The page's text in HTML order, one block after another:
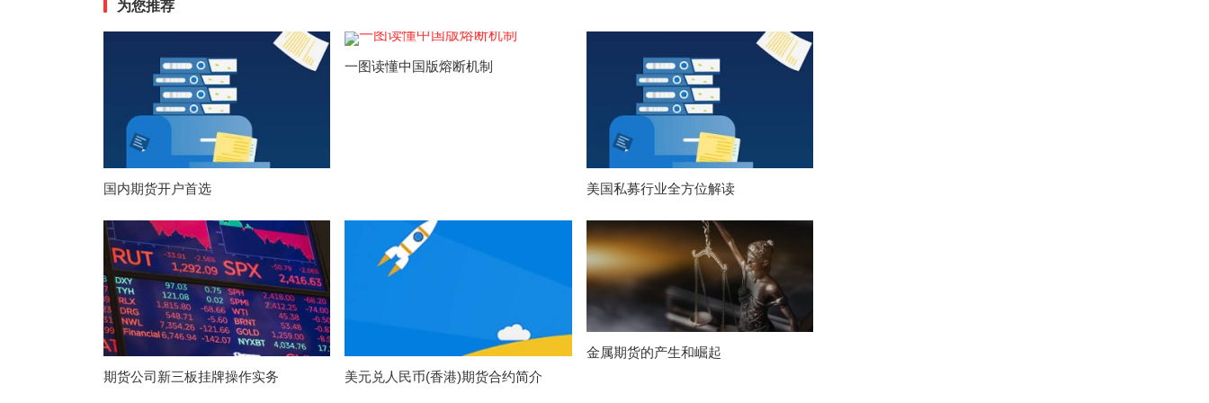
为您推荐
国内期货开户首选
一图读懂中国版熔断机制
美国私募行业全方位解读
期货公司新三板挂牌操作实务 美元兑人民币(香港)期货合约简介
金属期货的产生和崛起